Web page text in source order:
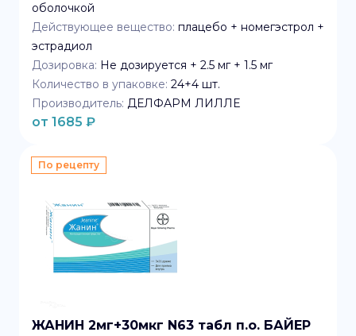
оболочкой
Действующее вещество: плацебо + номегэстрол +
эстрадиол
Дозировка: Не дозируется + 2.5 мг + 1.5 мг
Количество в упаковке: 24+4 шт.
Производитель: ДЕЛФАРМ ЛИЛЛЕ
от 1685 ₽
По рецепту
ЖАНИН 2мг+30мкг N63 табл п.о. БАЙЕР